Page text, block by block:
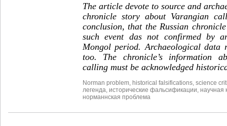
The article devote to source and
chronicle story about Varangian
conclusion, that the Russian
such event das not confirmed by
Mongol period. Archaeological data
too. The chronicle’s information
calling must be acknowledged
Norman problem historical falsifications science
легенда исторические фальсификации научная
норманнская проблема